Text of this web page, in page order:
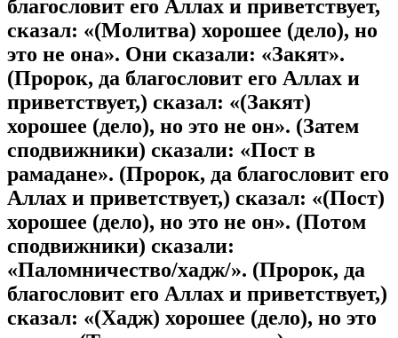
благословит его Аллах и приветствует,
сказал: «(Молитва) хорошее (дело), но
это не она». Они сказали: «Закят».
(Пророк, да благословит его Аллах и
приветствует,) сказал: «(Закят)
хорошее (дело), но это не он». (Затем
сподвижники) сказали: «Пост в
рамадане». (Пророк, да благословит его
Аллах и приветствует,) сказал: «(Пост)
хорошее (дело), но это не он». (Потом
сподвижники) сказали:
«Паломничество/хадж/». (Пророк, да
благословит его Аллах и приветствует,)
сказал: «(Хадж) хорошее (дело), но это